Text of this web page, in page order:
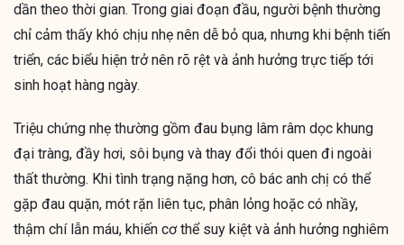
dần theo thời gian. Trong giai đoạn đầu, người bệnh thường
chỉ cảm thấy khó chịu nhẹ nên dễ bỏ qua, nhưng khi bệnh tiến
triển, các biểu hiện trở nên rõ rệt và ảnh hưởng trực tiếp tới
sinh hoạt hàng ngày.
Triệu chứng nhẹ thường gồm đau bụng lâm râm dọc khung
đại tràng, đầy hơi, sôi bụng và thay đổi thói quen đi ngoài
thất thường. Khi tình trạng nặng hơn, cô bác anh chị có thể
gặp đau quặn, mót rặn liên tục, phân lỏng hoặc có nhầy,
thậm chí lẫn máu, khiến cơ thể suy kiệt và ảnh hưởng nghiêm